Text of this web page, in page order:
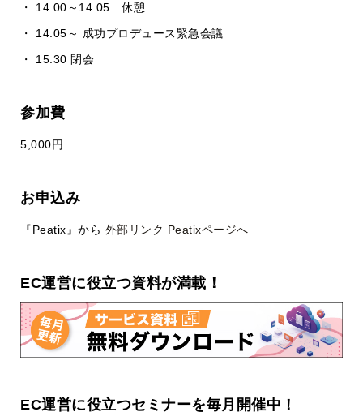
・ 14:00～14:05 休憩
・ 14:05～ 成功プロデュース緊急会議
・ 15:30 閉会
参加費
5,000円
お申込み
『Peatix』から 外部リンク Peatixページへ
EC運営に役立つ資料が満載！
EC運営に役立つセミナーを毎月開催中！